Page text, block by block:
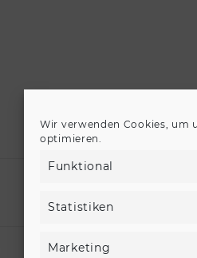
Wir verwenden Cookies, um
optimieren.
Funktional
Statistiken
Marketing